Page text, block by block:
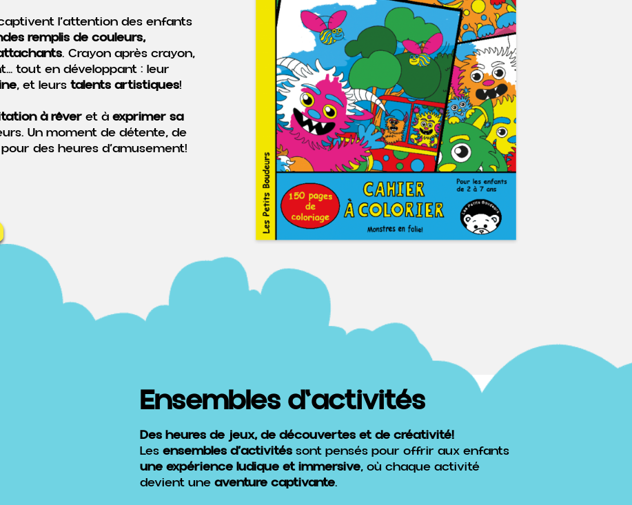
l’attention des enfants
remplis de couleurs,
. Crayon après crayon,
tout en développant : leur
, et leurs talents artistiques!
à rêveret à exprimer sa
Un moment de détente, de
des heures d’amusement!
Ensembles d'activités
Des heures de jeux, de découvertes et de créativité!
Les ensembles d’activités sont pensés pour offrir aux enfants
une expérience ludique et immersive, où chaque activité
devient une aventure captivante.